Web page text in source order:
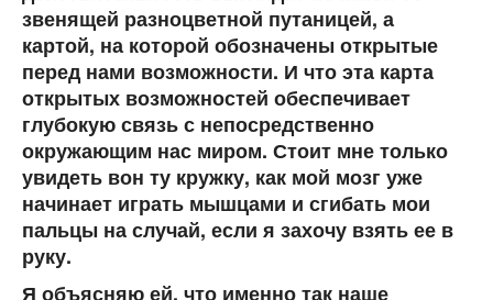
звенящей разноцветной путаницей, а
картой, на которой обозначены открытые
перед нами возмож­ности. И что эта карта
открытых возможностей обеспечивает
глубокую связь с непосредственно
окружающим нас ми­ром. Стоит мне только
увидеть вон ту кружку, как мой мозг уже
начинает играть мышцами и сгибать мои
пальцы на случай, ес­ли я захочу взять ее в
руку.
Я объясняю ей, что именно так наше